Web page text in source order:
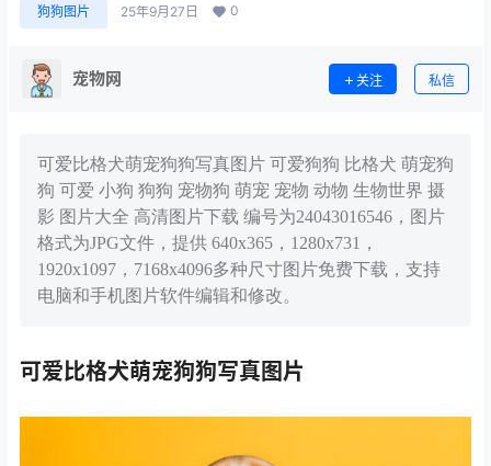
狗狗图片 25年9月27日 0
宠物网 关注 私信
可爱比格犬萌宠狗狗写真图片 可爱狗狗 比格犬 萌宠狗
狗 可爱 小狗 狗狗 宠物狗 萌宠 宠物 动物 生物世界 摄
影 图片大全 高清图片下载 编号为24043016546，图片
格式为JPG文件，提供 640x365，1280x731，
1920x1097，7168x4096多种尺寸图片免费下载，支持
电脑和手机图片软件编辑和修改。
可爱比格犬萌宠狗狗写真图片